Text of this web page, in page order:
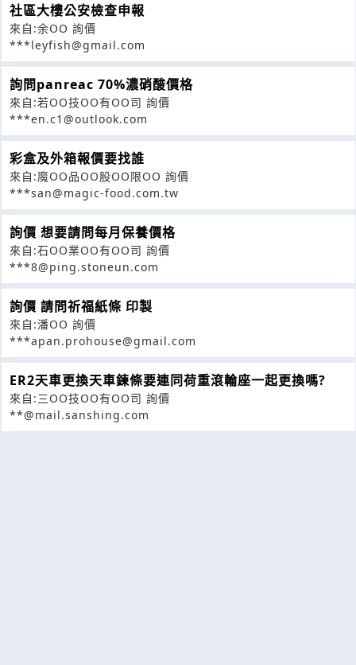
社區大樓公安檢查申報
來自:余OO 詢價
***leyfish@gmail.com
詢問panreac 70%濃硝酸價格
來自:若OO技OO有OO司 詢價
***en.c1@outlook.com
彩盒及外箱報價要找誰
來自:魔OO品OO股OO限OO 詢價
***san@magic-food.com.tw
詢價 想要請問每月保養價格
來自:石OO業OO有OO司 詢價
***8@ping.stoneun.com
詢價 請問祈福紙條 印製
來自:潘OO 詢價
***apan.prohouse@gmail.com
ER2天車更換天車鍊條要連同荷重滾輪座一起更換嗎?
來自:三OO技OO有OO司 詢價
**@mail.sanshing.com